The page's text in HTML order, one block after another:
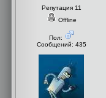
Репутация 11
Offline
Пол:
Сообщений: 435